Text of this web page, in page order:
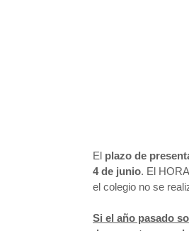
El plazo de
4 de junio. El
el colegio no se
Si el año pasado